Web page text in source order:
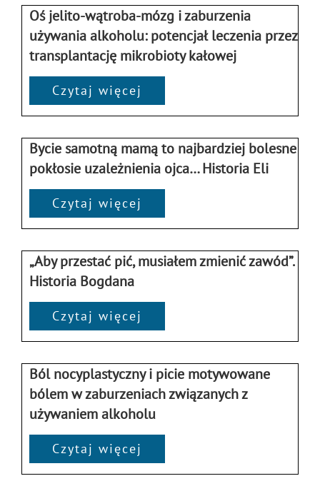
Oś jelito-wątroba-mózg i zaburzenia
używania alkoholu: potencjał leczenia przez
transplantację mikrobioty kałowej
Czytaj więcej
Bycie samotną mamą to najbardziej bolesne
pokłosie uzależnienia ojca… Historia Eli
Czytaj więcej
„Aby przestać pić, musiałem zmienić zawód”.
Historia Bogdana
Czytaj więcej
Ból nocyplastyczny i picie motywowane
bólem w zaburzeniach związanych z
używaniem alkoholu
Czytaj więcej